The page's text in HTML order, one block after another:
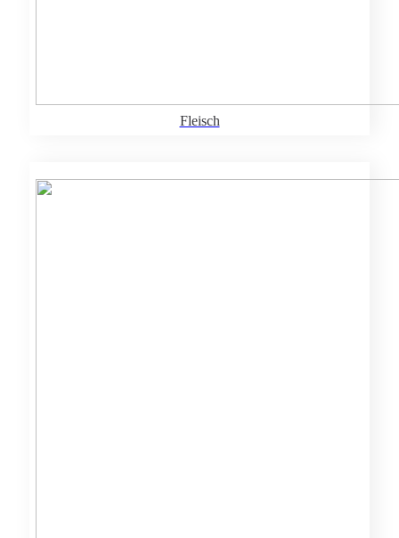
Fleisch